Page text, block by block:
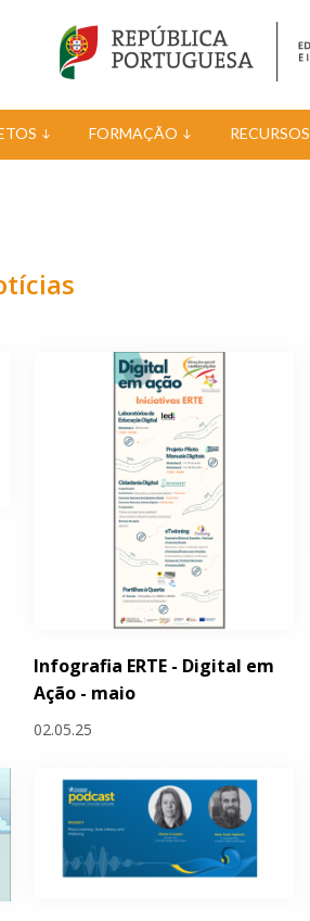
FORMAÇÃO RECURSOS
Infografia ERTE - Digital em
Ação - maio
02.05.25